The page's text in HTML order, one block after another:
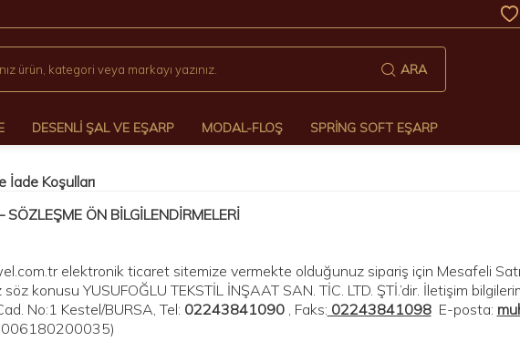
ARA
DESENLI ŞAL VE EŞARP MODAL-FLOŞ SPRING SOFT EŞARP
İade Koşulları
SÖZLEŞME ÖN BİLGİLENDİRMELERİ
elektronik ticaret sitemize vermekte olduğunuz sipariş için Mesafeli
söz konusu YUSUFOĞLU TEKSTİL İNŞAAT SAN. TİC. LTD. ŞTİ.’dir. İletişim
No:1 Kestel/BURSA, Tel: 02243841090, Faks: 02243841098E-posta: